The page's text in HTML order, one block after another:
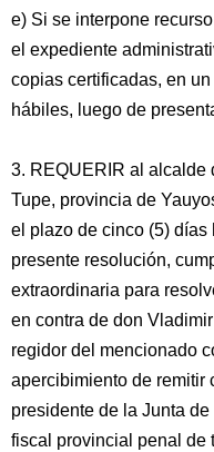
e) Si se interpone
el expediente
copias certificadas, en
hábiles, luego de
3. REQUERIR al alcalde
Tupe, provincia de
el plazo de cinco (5)
presente resolución,
extraordinaria para
en contra de don
regidor del mencionado
apercibimiento de remitir
presidente de la Junta
fiscal provincial penal de